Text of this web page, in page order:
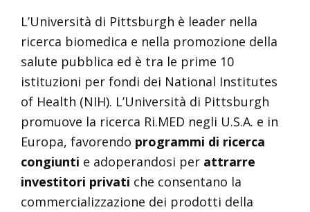
L’Università di Pittsburgh è leader nella
ricerca biomedica e nella promozione della
salute pubblica ed è tra le prime 10
istituzioni per fondi dei National Institutes
of Health (NIH). L’Università di Pittsburgh
promuove la ricerca Ri.MED negli U.S.A. e in
Europa, favorendo programmi di ricerca
congiunti e adoperandosi per attrarre
investitori privati che consentano la
commercializzazione dei prodotti della